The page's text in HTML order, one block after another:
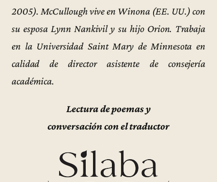
2005). McCullough vive en Winona (EE. UU.) con
su esposa Lynn Nankivil y su hijo Orion. Trabaja
en la Universidad Saint Mary de Minnesota en
calidad de director asistente de consejería
académica.
Lectura de poemas y
conversación con el traductor